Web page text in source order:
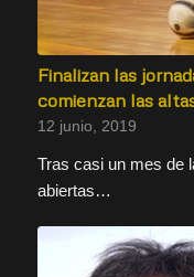
Finalizan las
comienzan las
12 junio, 2019
Tras casi un mes de
abiertas…